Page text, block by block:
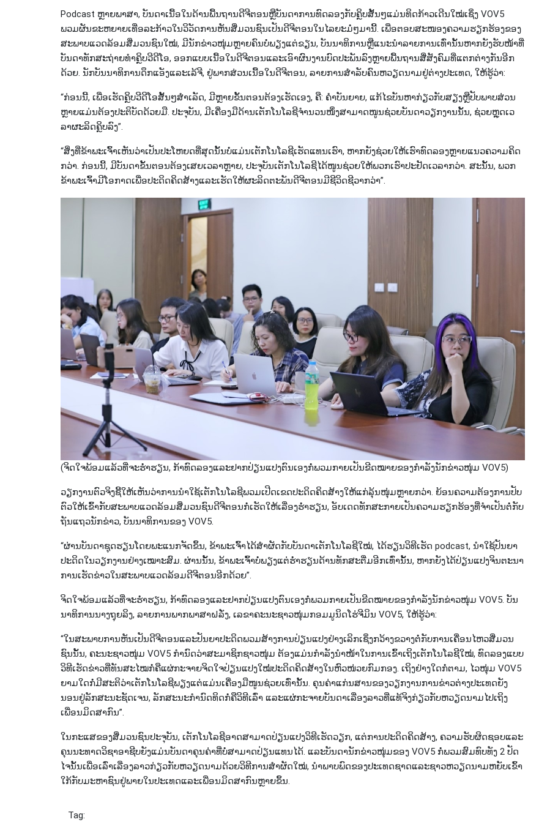
Podcast ຫຼາຍ​ພາ​ສາ, ບັນ​ດາ​ເນື້ອ​ໃນ​ດ້ານ​ພື້ນ​ຖານ​ດີ​ຈີ​ຕອນຫຼືບັນດາການທົ​ດ​ລອງ​ກັບ​ຄຼິບ​ສັ້ນ​ໆ​ແມ່ນ​ທິດ​ກ້າວ​ເດີນ​ໃໝ່​ເຊິ່ງ VOV5
ພວມ​ຜັນ​ຂະ​ຫຍາຍ​ເທື່ອ​ລະ​ກ້າວໃນ​ວິ​ວັດ​ການ​ຫັນ​ສື່ມວນ​ຊົນ​ເປັນ​ດີ​ຈີ​ຕອນ​ໃນ​ໄລ​ຍະ​ມໍ່ໆ​ມານີ້. ເພື່ອ​ຕອບ​ສະ​ໜອງ​ຄວາມ​ຮຽກ​ຮ້ອງ​ຂອງ​
ສະ​ພາບແວດລ້ອມ​ສື່ມວນ​ຊົນ​ໃໝ່, ມີ​ນັກ​ຂ່າວ​ໜຸ່ມ​ຫຼາຍ​ຄົນ​ບໍ່​ພຽງ​ແຕ່​ຂຽນ, ບັນ​ນາ​ທິ​ການຫຼືແນະ​ນຳ​ລາຍ​ການ​ເທົ່າ​ນັ້ນຫາກ​ຍັງ​ຮັບ​ໜ້າ​ທີ່​
ບັນ​ດາ​ທັກ​ສະ​ຖ່າຍ​ທຳ​ຄຼິບວີ​ດີ​ໂອ, ອອກ​ແບບ​ເນື້ອ​ໃນ​ດີ​ຈີ​ຕອນແລະເອົາຜົນງານ​ບົດ​ປະ​ພັນ​ລົງ​ຫຼາຍ​ພື້ນ​ຖານ​ສື່​ສັງ​ຄົມ​ທີ່​ແຕກ​ຕ່າງ​ກັນ​ອີກ​
ດ້ວຍ. ນັກ​ບັນ​ນາ​ທິ​ການດຶກ​ແອັງແລະເລ້​ຈີ, ຢູ່ພາກສ່ວນ​ເນື້ອ​ໃນ​ດີ​ຈີ​ຕອນ, ລາຍ​ການສຳລັບຄົນຫວຽດນາມຢູ່ຕ່າງປະເທດ, ໃຫ້​ຮູ້​ວ່າ:
“ກ່ອນນີ້, ເພື່ອ​ເຮັດ​ຄຼິບ​​ວີ​ດີ​ໂອສັ້ນໆສຳເລັດ, ມີ​ຫຼາຍ​ຂັ້ນ​ຕອນ​ຕ້ອງ​ເຮັດ​ເອງ, ຄື: ຄຳ​ບັນ​ຍາຍ, ແກ້​ໄຂ​ບັນ​ຫາ​ກ່ຽວ​ກັບ​ສ​ຽງຫຼືປັບ​ພາບສ່ວນ​
ຫຼາຍ​ແມ່ນຕ້ອງ​ປະ​ຕິ​ບັດ​ດ້ວຍມື. ປະ​ຈຸ​ບັນ, ມີ​ເຄື່ອງ​ມື​ດ້ານ​ເຕັກ​ໂນ​ໂລ​ຊີ​ຈຳ​ນວນ​ໜຶ່ງ​ສາ​ມາດ​ໜູນ​ຊ່ວຍບັນ​ດາ​ວຽກ​ງານນັ້ນ, ຊ່ວຍ​ຫຼຸດເວ​
ລາ​ຜະ​ລິດ​ຄຼິບ​ລົງ”.
“ສິ່ງ​ທີ່​ຂ້າ​ພະ​ເຈົ້າ​ເຫັນ​ວ່າ​ເປັນ​ປະ​ໂຫຍດທີ່ສຸດນັ້ນບໍ່​ແມ່ນ​ເຕັກ​ໂນ​ໂລ​ຊີ​ເຮັດ​​ແທນເຮົາ, ຫາກ​ຍັງຊ່ວຍ​ໃຫ້​ເຮົາ​ທົດ​ລອງ​ຫຼາຍແນວ​ຄວາມຄິດ​
ກວ່າ. ກ່ອນນີ້, ມີ​ບັນ​ດາ​ຂັ້ນ​ຕອນ​ຕ້ອງ​ເສຍ​ເວ​ລາ​ຫຼາຍ, ປະ​ຈຸ​ບັນເຕັກ​ໂນ​ໂລ​ຊີ​ໄດ້​ໜູນ​ຊ່ວຍ​ໃຫ້​ພວກ​ເຮົາ​ປະ​ຢັດ​ເວ​ລາກວ່າ. ສະ​ນັ້ນ, ພວກ​
ຂ້າ​ພະ​ເຈົ້າ​ມີ​ໂອ​ກາດ​ເພື່​ອ​ປະ​ດິດ​ຄິດ​ສ້າງແລະເຮັດ​ໃຫ້​ຜະ​ລິດ​ຕະ​ພັນ​ດີ​ຈີ​ຕອນ​ມີ​ຊີ​ວິດ​ຊີ​ວາກວ່າ”.
(ຈິດໃຈພ້ອມແລ້ວທີ່ຈະຮ່ຳຮຽນ, ກ້າທົດລອງແລະຢາກປ່ຽນແປງຕົນເອງກໍ່ພວມກາຍເປັນຂີດໝາຍຂອງກຳລັງນັກຂ່າວໜຸ່ມ VOV5)
ວຽກ​ງານ​ຕົວ​ຈິງ​ຊີ້​ໃຫ້​ເຫັນ​ວ່າການ​ນຳ​ໃຊ​້​ເຕັກ​ໂນ​ໂລ​ຊີ​ພວມ​ເປີດ​​ເຂດ​ປ​ະ​ດິດ​ຄິດ​ສ້າງ​ໃຫ້​ແກ່​ລຸ້ນ​ໜຸ່ມ​ຫຼາຍກວ່າ. ຍ້ອນ​ຄວາມ​ຕ້ອງ​ການປັບ
ຕົວໃຫ້ເຂົ້າ​ກັບ​ສະ​ພາບ​ແວດ​ລ້ອມສື່ມວນຊົນ​ດີ​ຈີ​ຕອນກໍ່​ເຮັດ​ໃຫ້​ເລື່ອງ​ຮ່ຳ​ຮ​ຽນ, ອັບ​ເດດ​ທັກ​ສະ​ກາຍ​ເປັນ​ຄວາ​ມ​ຮຽກ​ຮ້ອງ​ທີ່​ຈຳ​ເປັນ​ຕໍ່​ກັບ​
ຖັນ​ແຖວ​ນັກ​ຂ່າວ, ບັນ​ນາ​ທິ​ການ​ຂອງ VOV5.
“ຜ່ານ​ບັນ​ດາ​ຊຸດ​ຮຽນ​ໂດຍ​ພະ​ແນກ​ຈັດ​ຂຶ້​ນ, ຂ້າ​ພະ​ເຈົ້າ​ໄດ້​ສຳ​ຜັດ​ກັບ​ບັນ​ດາ​ເຕັກ​ໂນ​ໂລ​ຊີ​ໃໝ່, ໄດ້​ຮຽ​ນ​ວິ​ທີ​ເຮັດ podcast, ນຳ​ໃຊ້ປັນ​ຍາ​
ປະ​ດິດ​ໃນ​ວຽກ​ງານ​ຢ່າງ​ເໝາະ​ສົມ. ຜ່ານນັ້ນ, ຂ້າ​ພະ​ເຈົ້າ​ບໍ່​ພຽງ​ແຕ່​ຮ່ຳ​ຮຽນ​ດ້ານ​ທັກ​ສະ​ຕື່ມ​ອີກ​ເທົ່າ​ນັ້ນ, ຫາກ​ຍັງ​ໄດ້​ປ່ຽນ​ແປງ​ຈິນ​ຕະ​ນາ​
ການເຮັດ​ຂ່າວ​ໃນ​ສະ​ພາບ​ແວດ​ລ້ອມ​ດີ​ຈີ​ຕອນ​ອີກ​ດ້ວຍ”.
ຈິດ​ໃຈ​ພ້ອມ​ແລ້ວ​ທີ່​ຈະ​ຮ່ຳ​ຮຽນ, ກ້າ​ທົດ​ລອງແລະຢາກ​ປ່ຽນ​ແປງ​ຕົ​ນ​ເອງກໍ່​ພວມ​ກາຍ​ເປັນ​ຂີດ​ໝາຍ​ຂອງ​ກຳ​ລັງ​ນັກ​ຂ່າວ​ໜຸ່ມ​ VOV5. ບັນ​
ນາ​ທິ​ການນາງຖຸຍ​ລິງ, ລາຍການພາກ​ພາ​ສາຝ​ລັ່ງ, ເລ​ຂາ​ຄະ​ນະ​ຊາວ​ໜຸ່ມກອມ​ມູ​ນິດໂຮ່​ຈີ​ມິນ VOV5, ໃຫ້​ຮູ້​ວ່າ:
“ໃນ​ສະ​ພາບ​ການ​ຫັນ​ເປັນ​ດີ​ຈີ​ຕອນແລະປັນ​ຍາ​ປະ​ດິດພວມ​ສ້າງ​ການ​ປ່ຽນ​ແປງ​ຢ່າງ​ເລິກ​ເຊິ່ງກວ້າງ​ຂວາງ​ຕໍ່​ກັບການ​ເຄື່ອນ​ໄຫວ​ສື່ມວນ​
ຊົນນັ້ນ, ຄະ​ນະ​ຊາວ​ໜຸ່ມ VOV5 ກຳ​ນົດ​ວ່າສະ​ມາ​ຊິກ​ຊາວ​ໜຸ່ມ ​ຕ້ອງ​ແມ່ນ​ກຳ​ລັງ​ນຳ​ໜ້າ​ໃນ​ການ​ເຂົ້າເຖິງ​ເຕັກ​ໂນ​ໂລ​ຊີ​ໃໝ່, ທົດ​ລອງແບບ
ວິ​ທີ​ເຮັດ​ຂ່າວທີ່​ທັນ​ສະ​ໄໝກໍ​່ຄື​ແຜ່​ກະ​ຈາຍ​ຈິດ​ໃຈ​ປ່ຽນແປງໃໝ່່ປະດິດຄິດສ້າງໃນ​ຫົວໜ່ວຍກົມກອງ. ເຖິງ​ຢ່າງ​ໃດ​ກໍ່​ຕາມ, ໄວ​ໜຸ່ມ VOV5
ຍາມໃດ​ກໍ່​ມີ​ສະ​ຕິ​ວ່າເຕັກ​ໂນ​ໂລ​ຊີ​ພຽງ​ແຕ່​ແມ່ນ​ເຄື່ອງມືໜູນ​ຊ່ວຍ​ເທົ່າ​ນັ້ນ. ຄຸນ​ຄ່າ​ແກ່ນ​ສານ​ຂອງວຽກ​ງານ​ການ​ຂ່າວ​ຕ່າງ​ປະ​ເທດ​ຍັງ​
ນອນ​ຢູ່​ລັກ​ສະ​ນະ​ຊັດ​ເຈນ, ລັກ​ສະ​ນະ​ກຳ​ນົດ​ທິດກໍ່​ຄື​ວິ​ທີ​ເລົ່າ​ ແລະແຜ່​ກະ​ຈາຍ​ບັນ​ດາ​ເລື່ອງ​ລາວ​ທີ່ແທ​້​ຈິງ​ກ່ຽວ​ກັບຫວຽດ​ນາມໄປເຖິງ​
ເພື່ອນ​ມິດ​ສາ​ກົນ”.
ໃນ​ກະ​ແສ​ຂອງ​ສື່ມວນ​ຊົນ​ປະ​ຈຸ​ບັນ, ເຕັກ​ໂນ​ໂລ​ຊີ​ອາດ​ສາ​ມາດ​ປ່ຽນ​ແປງວິ​ທີ​ເຮັດ​ວຽກ, ແຕ່ການປະ​ດິດ​ຄິ​ດ​ສ້າງ, ຄວາມ​ຮັບ​ຜິດ​ຊອບແລະ
ຄຸນ​ນະ​ທາດວິຊາອາ​ຊີບ​ຍັງ​ແມ່ນ​ບັນ​ດາ​ຄຸນ​ຄ່າ​ທີ່ບໍ່​ສາ​ມາດ​ປ່ຽນແທນໄດ້. ແລະບັນ​ດາ​ນັກ​ຂ່າວ​ໜຸ່ມ​ຂອງ VOV5 ກໍ່ພວມ​ສົມ​ທົບ​ທັງ 2 ປັດ​
ໄຈ​ນັ້ນ​ເພື່ອ​ເລົ່າ​ເລື່ອງ​ລາວ​ກ່ຽວ​ກັບຫວຽດ​ນາມດ້ວຍ​ວິ​ທີ​ການສຳ​ຜັດໃໝ່, ນຳ​ພາບ​ພົດ​ຂອງປະ​ເທດ​ຊາດແລະຊາວຫວຽດ​ນາມຫຍັບເຂົ້າ​
ໃກ້​ກັບ​ມະ​ຫາ​ຊົນ​ຢູ່​ພາຍ​ໃນ​ປະ​ເທດແລະເພື່ອ​ນ​ມິດ​ສາ​ກົນ​ຫຼາຍຂຶ້ນ.
Tag: